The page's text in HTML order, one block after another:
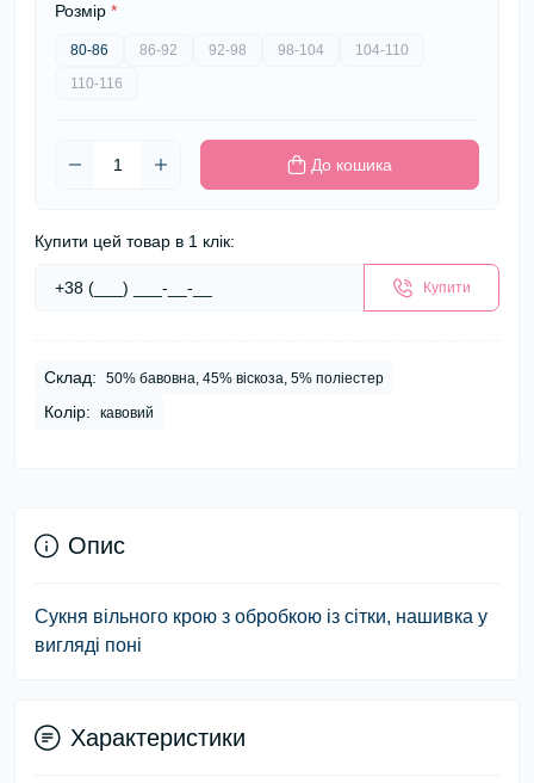
Розмір *
80-86 86-92 92-98 98-104
104-110
110-116
До кошика
Купити цей товар в 1 клік:
Купити
Склад: 50% бавовна, 45% віскоза, 5% поліестер
Колір: кавовий
Опис
Сукня вільного крою з обробкою із сітки, нашивка у
вигляді поні
Характеристики